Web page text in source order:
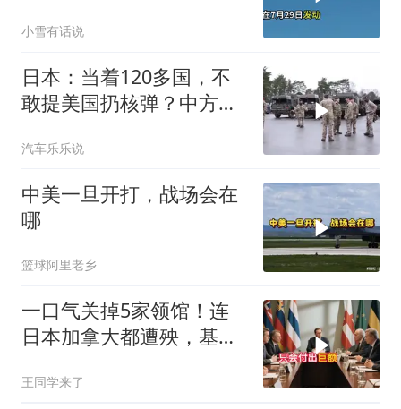
小雪有话说
日本：当着120多国，不
敢提美国扔核弹？中方：
汽车乐乐说
中美一旦开打，战场会在
哪
篮球阿里老乡
一口气关掉5家领馆！连
日本加拿大都遭殃，基辛
王同学来了